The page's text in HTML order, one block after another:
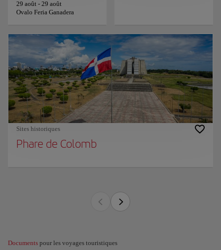
29 août - 29 août
Ovalo Feria Ganadera
Sites historiques
Phare de Colomb
Documents pour les voyages touristiques